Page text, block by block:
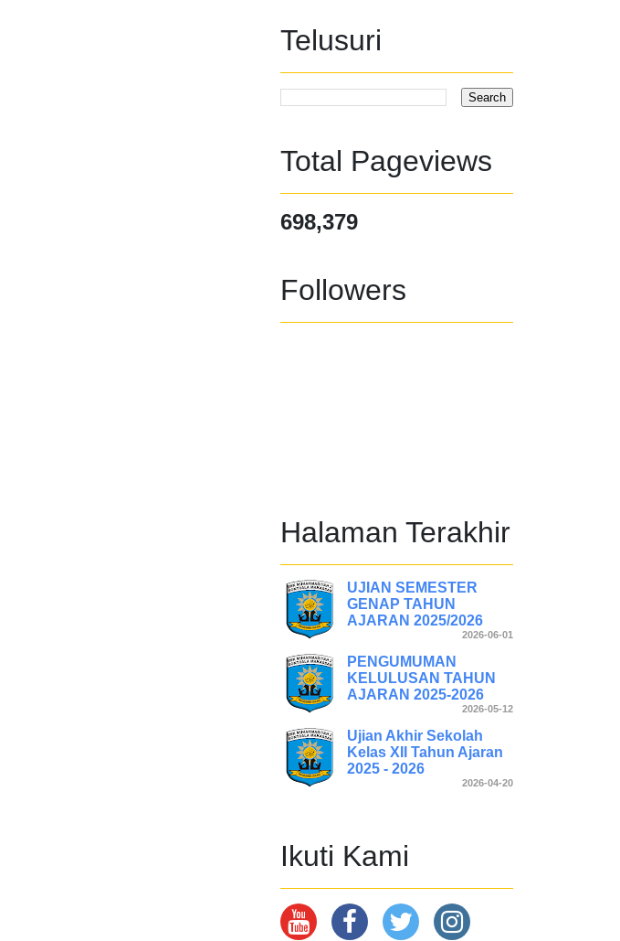
Telusuri
Total Pageviews
698,379
Followers
Halaman Terakhir
UJIAN SEMESTER
GENAP TAHUN
AJARAN 2025/2026
2026-06-01
PENGUMUMAN
KELULUSAN TAHUN
AJARAN 2025-2026
2026-05-12
Ujian Akhir Sekolah
Kelas XII Tahun Ajaran
2025 - 2026
2026-04-20
Ikuti Kami